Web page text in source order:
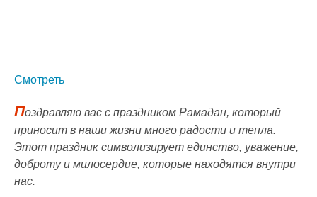
Смотреть
Поздравляю вас с праздником Рамадан, который
приносит в наши жизни много радости и тепла.
Этот праздник символизирует единство, уважение,
доброту и милосердие, которые находятся внутри
нас.